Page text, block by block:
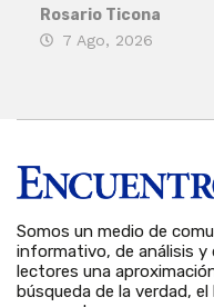
Rosario Ticona
7 Ago, 2026
Somos un medio de
informativo, de análisis y
lectores una
búsqueda de la verdad,